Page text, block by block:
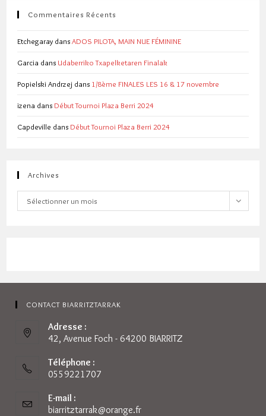
Commentaires Récents
Etchegaray dansADOS PILOTA, MAIN NUE FÉMININE
Garcia dans Udaberriko Txapelketaren Finalak
Popielski Andrzej dans 1/8ème FINALES LES 16 & 17 novembre
izena dans Début Tournoi Plaza Berri 2024
Capdeville dans Début Tournoi Plaza Berri 2024
Archives
Archives
Sélectionner un mois
CONTACT BIARRITZTARRAK
Adresse :
42, Avenue Foch - 64200 BIARRITZ
Téléphone :
0559221707
E-mail :
biarritztarrak@orange.frS’ouvre